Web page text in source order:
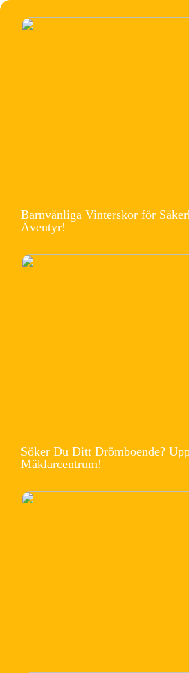
Barnvänliga Vinterskor för
Äventyr!
Söker Du Ditt Drömboende?
Mäklarcentrum!